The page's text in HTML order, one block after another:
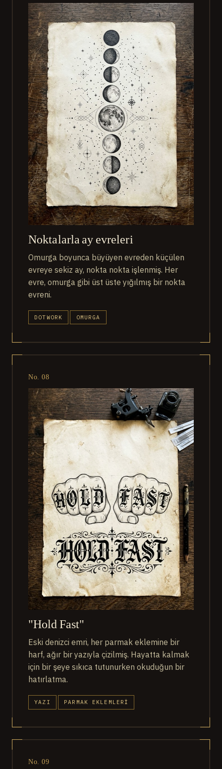
Noktalarla ay evreleri
Omurga boyunca büyüyen evreden küçülen
evreye sekiz ay, nokta nokta işlenmiş. Her
evre, omurga gibi üst üste yığılmış bir nokta
evreni.
DOTWORK OMURGA
No. 08
"Hold Fast"
Eski denizci emri, her parmak eklemine bir
harf, ağır bir yazıyla çizilmiş. Hayatta kalmak
için bir şeye sıkıca tutunurken okuduğun bir
hatırlatma.
YAZI PARMAK EKLEMLERI
No. 09